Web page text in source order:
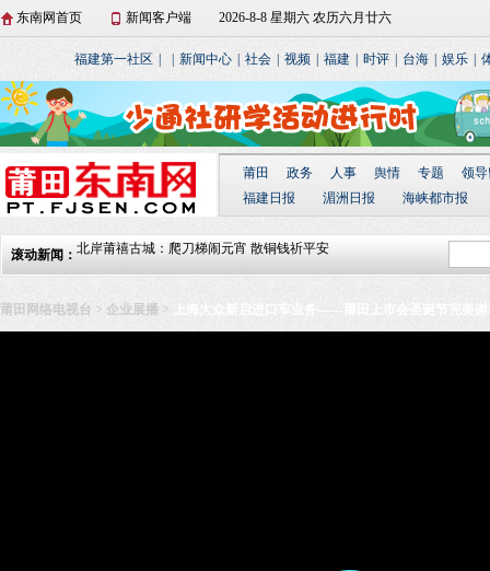
东南网首页 新闻客户端 2026-8-8 星期六 农历六月廿六
福建第一社区 新闻中心 社会 视频 福建 时评 台海 娱乐
莆田 政务 人事 舆情 专题
领
福建日报
湄洲日报 海峡都市报
滚动新闻：
莆田仙游开展向立功受奖军人家庭集中送喜报活
动
湄洲岛举行庆“三八”国际妇女节湄台交流系列活
城厢区东海镇开展“文化进万家 春联送厝边”活动
莆田网络电视台 > 企业展播 >